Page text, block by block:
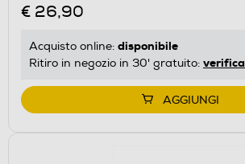
€ 26,90
Acquisto online: disponibile
Ritiro in negozio in 30' gratuito: verifica
AGGIUNGI